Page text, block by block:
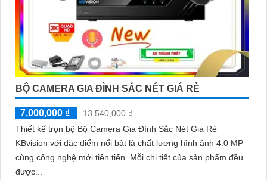
BỘ CAMERA GIA ĐÌNH SẮC NÉT GIÁ RẺ
7,000,000 ₫
13,540,000 ₫
Thiết kế trọn bộ Bộ Camera Gia Đình Sắc Nét Giá Rẻ
KBvision với đặc điểm nổi bật là chất lượng hình ảnh 4.0 MP
cùng công nghệ mới tiên tiến. Mỗi chi tiết của sản phẩm đều
được...